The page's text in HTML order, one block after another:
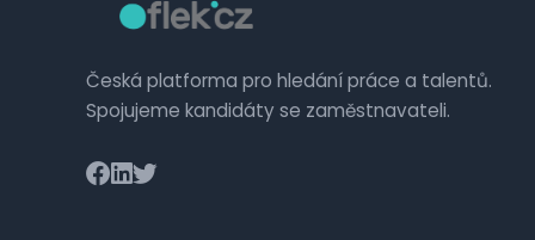
Česká platforma pro hledání práce a talentů.
Spojujeme kandidáty se zaměstnavateli.